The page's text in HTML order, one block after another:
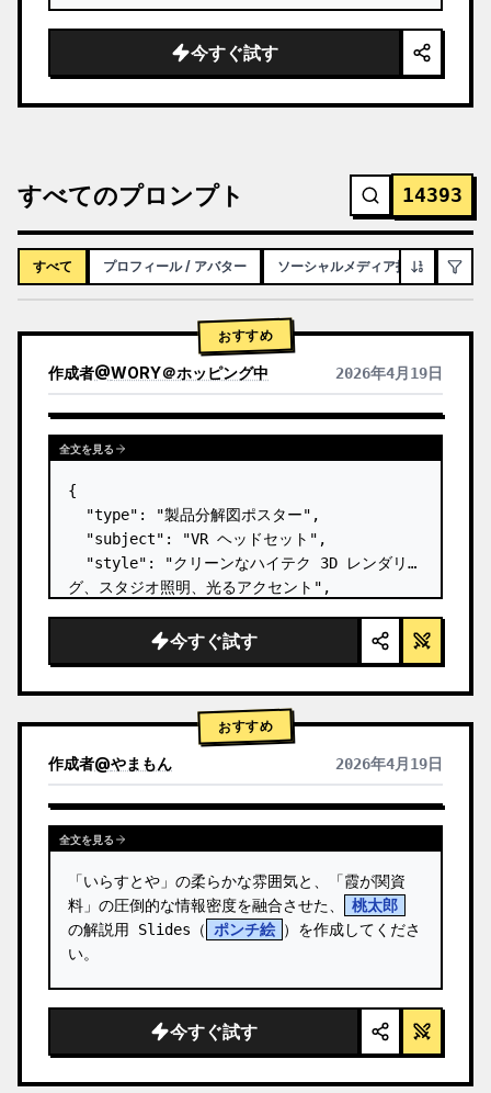
今すぐ試す
すべてのプロンプト 14393
すべて プロフィール / アバター ソーシャルメディア投稿 イン
おすすめ
作成者@WORY＠ホッピング中 2026年4月19日
全文を見る
{
  "type": "製品分解図ポスター",
  "subject": "VR ヘッドセット",
  "style": "クリーンなハイテク 3D レンダリン
グ、スタジオ照明、光るアクセント",
のグラデーション ",
  "header": {
name\" default=\"…
今すぐ試す
おすすめ
作成者@やまもん 2026年4月19日
他のモデルの結果を表示
全文を見る
「いらすとや」の柔らかな雰囲気と、「霞が関資
料」の圧倒的な情報密度を融合させた、
桃太郎
の解説用 Slides（
ポンチ絵 ）を作成してくださ
い。
今すぐ試す